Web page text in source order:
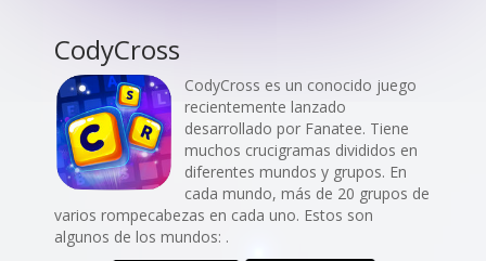
CodyCross
CodyCross es un conocido juego
recientemente lanzado
desarrollado por Fanatee. Tiene
muchos crucigramas divididos en
diferentes mundos y grupos. En
cada mundo, más de 20 grupos de
varios rompecabezas en cada uno. Estos son
algunos de los mundos: .